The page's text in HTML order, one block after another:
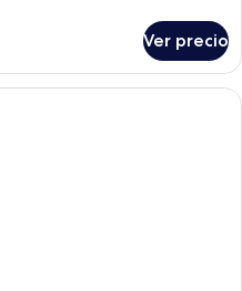
Ver precio
Una habitación con una cama, una